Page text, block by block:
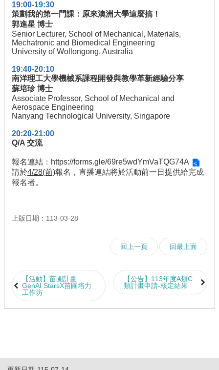
課
群
教
材
計
畫
行
政
回
頁
站
導
覽
19:00-19:30
策劃我的第一門課：原來澳洲大學這麼搞！
郭進星 博士
Senior Lecturer, School of Mechanical, Materials,
Mechatronic and Biomedical Engineering
University of Wollongong, Australia
19:40-20:10
南洋理工大學機械系課程開發與教學革新經驗分享
蘇培珍 博士
Associate Professor, School of Mechanical and
Aerospace Engineering
Nanyang Technological University, Singapore
20:20-21:00
Q/A 交流
報名連結： https://forms.gle/69re5wdYmVaTQG74A
請於4/28(前)報名，直播連結將於活動前一日提供給完成
報名者。
上版日期：113-03-28
回上一頁 回最上面
【活動】苗圃計畫
GenAI StarsX苗圃培力
工作坊
【公告】113年度A類C
類計畫申請-核定結果